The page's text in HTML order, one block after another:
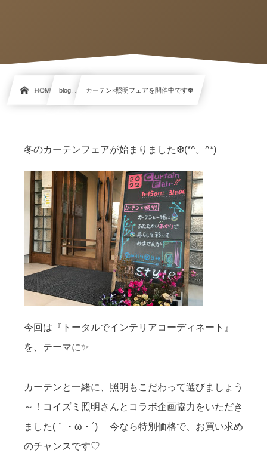
HOME blog, … カーテン×照明フェアを開催中です❆
冬のカーテンフェアが始まりました❆(*^。^*)
今回は『トータルでインテリアコーディネート』
を、テーマに✨
カーテンと一緒に、照明もこだわって選びましょう
～！コイズミ照明さんとコラボ企画協力をいただき
ました(｀・ω・´)ゞ 今なら特別価格で、お買い求め
のチャンスです♡